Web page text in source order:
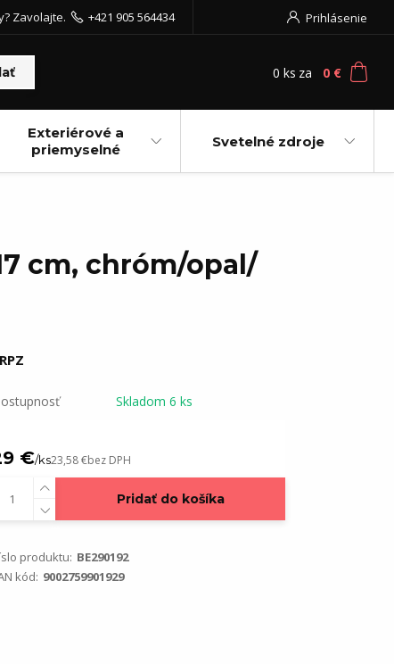
Prihlásenie
Zavolajte. +421 905 564434
0 ks za 0 €
Exteriérové a
priemyselné
Svetelné zdroje
cm, chróm/opal/
Skladom 6 ks
€/ks23,58 €bez DPH
Pridať do košíka
produktu: BE290192
kód: 9002759901929